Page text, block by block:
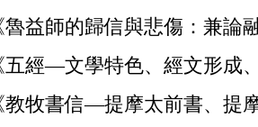
益師的歸信與悲傷：兼論
經—文學特色、經文形成
牧書信—提摩太前書、提